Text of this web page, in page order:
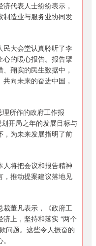
代表人士纷纷表示，
制造业与服务业协同发
大会堂认真聆听了李
心的暖心报告。报告擘
翔实的民生数据中，
向未来的奋进中国，
所作的政府工作报
开局之年的发展目标与
，为未来发展指明了前
将把会议和报告精神
，推动提案建议落地见
裁董凡表示，《政府工
上，坚持和落实 “两个
问题。这些令人振奋的